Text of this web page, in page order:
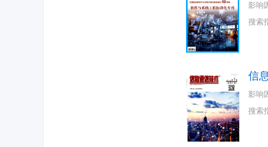
影响
搜索
信
影响
搜索